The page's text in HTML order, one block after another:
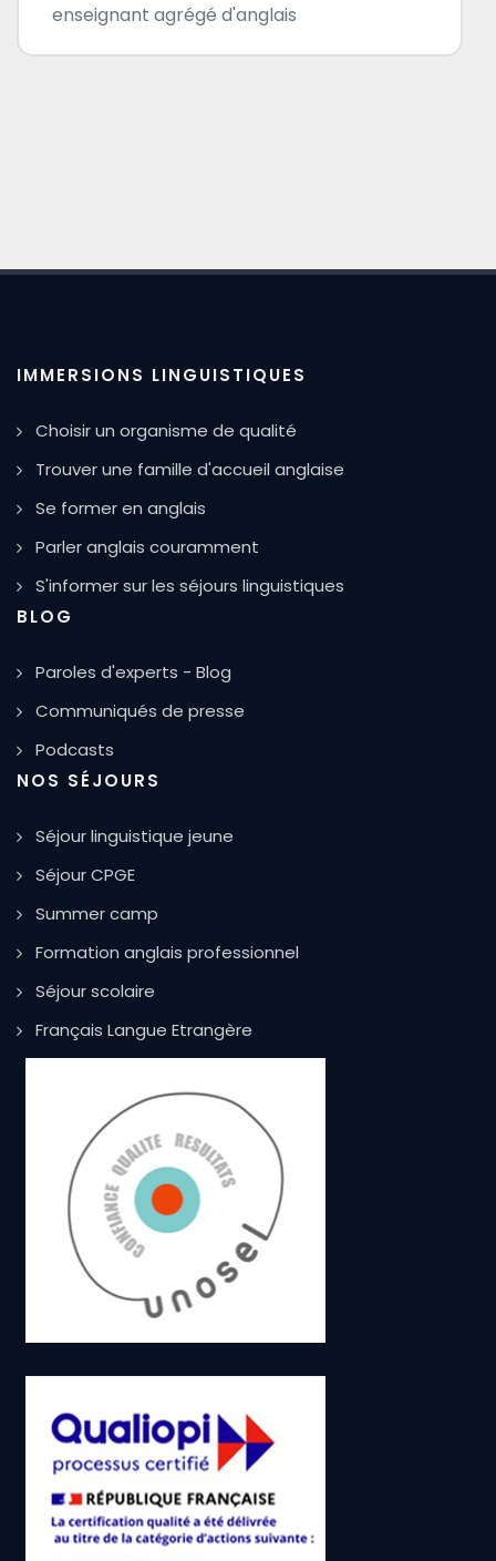
enseignant agrégé d'anglais
IMMERSIONS LINGUISTIQUES
Choisir un organisme de qualité
Trouver une famille d'accueil anglaise
Se former en anglais
Parler anglais couramment
S'informer sur les séjours linguistiques
BLOG
Paroles d'experts - Blog
Communiqués de presse
Podcasts
NOS SÉJOURS
Séjour linguistique jeune
Séjour CPGE
Summer camp
Formation anglais professionnel
Séjour scolaire
Français Langue Etrangère